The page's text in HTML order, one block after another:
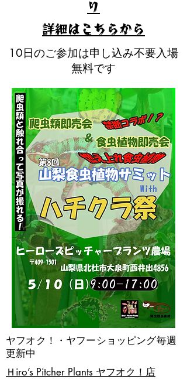
​Ｈiro’s Pitcher Plants ヤフオク！店
ヤフオク！・ヤフーショッピング毎週
更新中
10日のご参加は申し込み不要入場
無料です
り
​詳細はこちらから